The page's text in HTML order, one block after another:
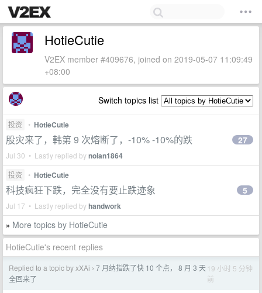
HotieCutie
V2EX member #409676, joined on 2019-05-07 11:09:49
+08:00
Switch topics list
投资 • HotieCutie
股灾来了，韩第 9 次熔断了，-10% -10%的跌
Jul 30 • Lastly replied bynolan1864
27
投资 • HotieCutie
科技疯狂下跌，完全没有要止跌迹象
Jul 17 • Lastly replied byhandwork
5
» More topics by HotieCutie
HotieCutie's recent replies
Replied to a topic by xXAi › 7 月纳指跌了快 10 个点， 8 月 3 天
全回来了
19 小时 5 分钟
前